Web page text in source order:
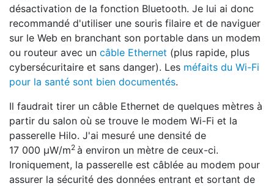
désactivation de la fonction Bluetooth. Je lui ai donc
recommandé d'utiliser une souris filaire et de naviguer
sur le Web en branchant son portable dans un modem
ou routeur avec un câble Ethernet (plus rapide, plus
cybersécuritaire et sans danger). Les méfaits du Wi-Fi
pour la santé sont bien documentés.
Il faudrait tirer un câble Ethernet de quelques mètres à
partir du salon où se trouve le modem Wi-Fi et la
passerelle Hilo. J'ai mesuré une densité de
17 000 μW/m2 à environ un mètre de ceux-ci.
Ironiquement, la passerelle est câblée au modem pour
assurer la sécurité des données entrant et sortant de